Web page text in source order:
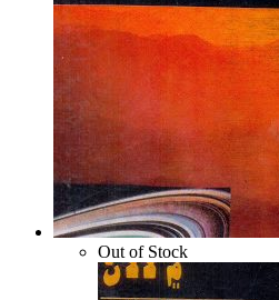
Out of Stock